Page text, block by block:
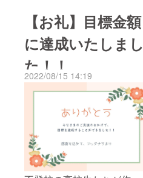
【お礼】目標金額
に達成いたしまし
た！！
2022/08/15 14:19